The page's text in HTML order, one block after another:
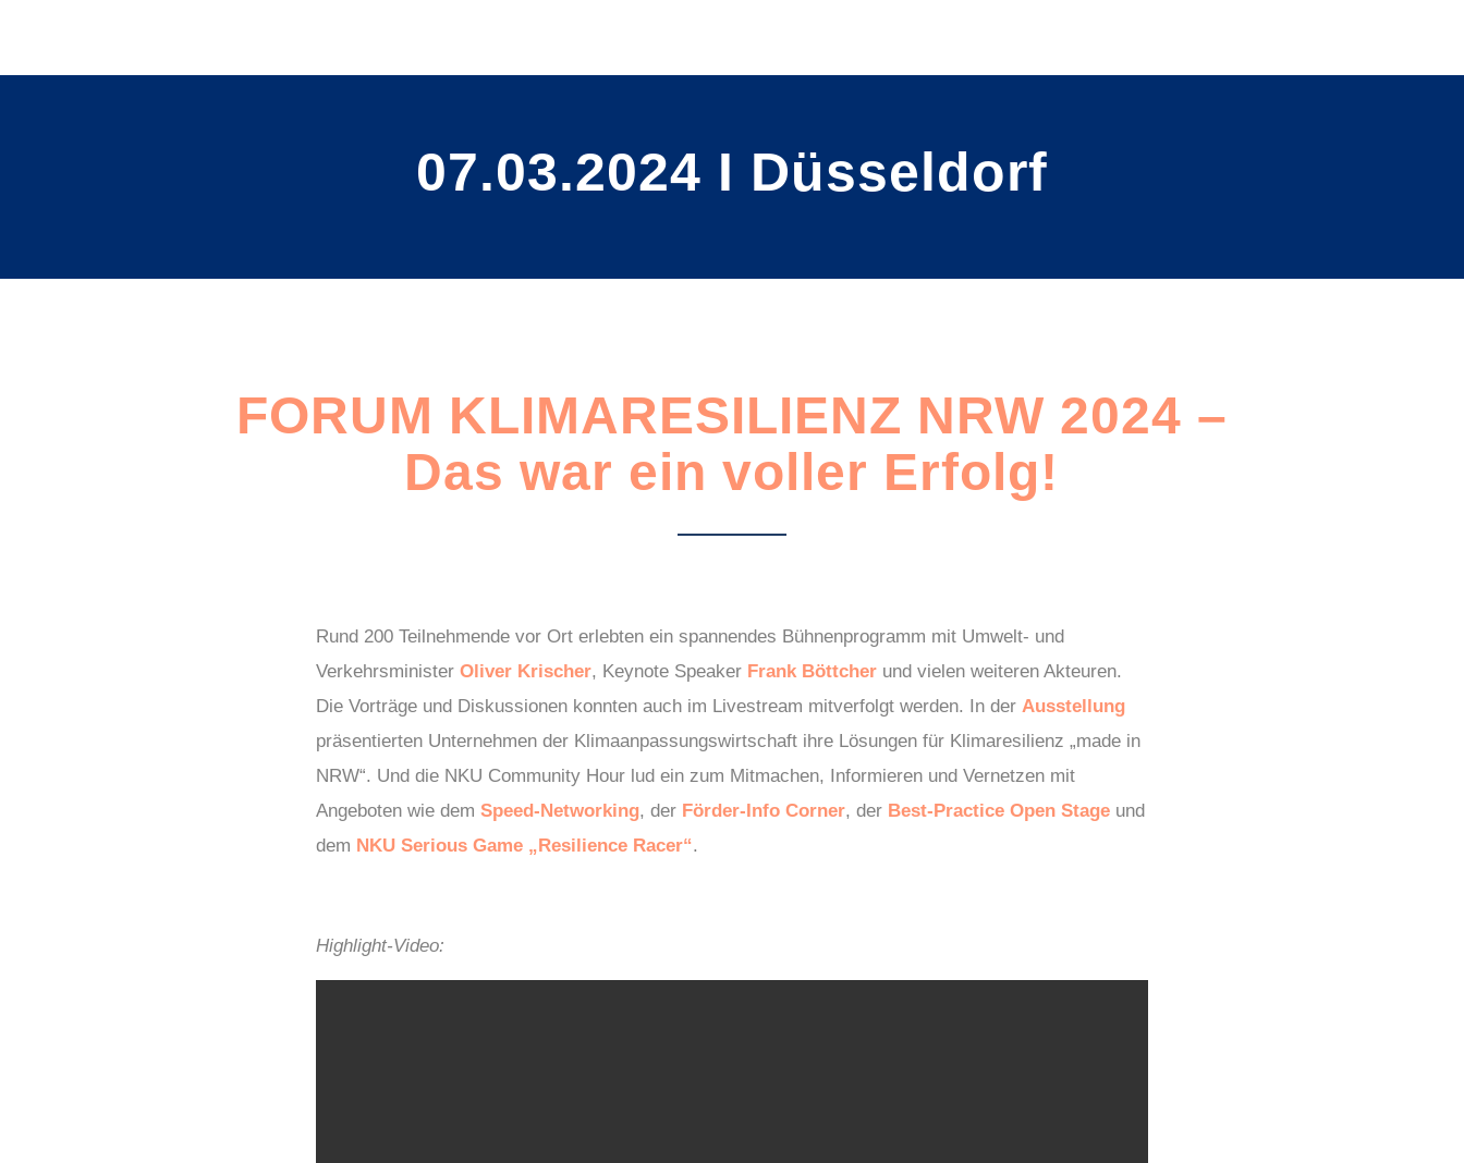
07.03.2024 I Düsseldorf
FORUM KLIMARESILIENZ NRW 2024 –
Das war ein voller Erfolg!
Rund 200 Teilnehmende vor Ort erlebten ein spannendes Bühnenprogramm mit Umwelt- und
Verkehrsminister Oliver Krischer, Keynote Speaker Frank Böttcherund vielen weiteren Akteuren.
Die Vorträge und Diskussionen konnten auch im Livestream mitverfolgt werden. In der Ausstellung
präsentierten Unternehmen der Klimaanpassungswirtschaft ihre Lösungen für Klimaresilienz „made in
NRW“. Und die NKU Community Hour lud ein zum Mitmachen, Informieren und Vernetzen mit
Angeboten wie dem Speed-Networking, der Förder-Info Corner, der Best-Practice Open Stageund
dem NKU Serious Game „Resilience Racer“.
Highlight-Video: